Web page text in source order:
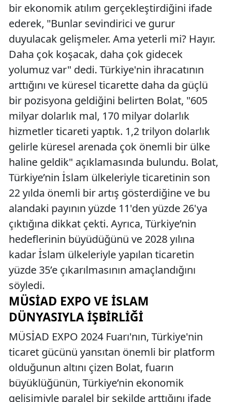
bir ekonomik atılım gerçekleştirdiğini ifade
ederek, "Bunlar sevindirici ve gurur
duyulacak gelişmeler. Ama yeterli mi? Hayır.
Daha çok koşacak, daha çok gidecek
yolumuz var" dedi. Türkiye'nin ihracatının
arttığını ve küresel ticarette daha da güçlü
bir pozisyona geldiğini belirten Bolat, "605
milyar dolarlık mal, 170 milyar dolarlık
hizmetler ticareti yaptık. 1,2 trilyon dolarlık
gelirle küresel arenada çok önemli bir ülke
haline geldik" açıklamasında bulundu. Bolat,
Türkiye’nin İslam ülkeleriyle ticaretinin son
22 yılda önemli bir artış gösterdiğine ve bu
alandaki payının yüzde 11'den yüzde 26'ya
çıktığına dikkat çekti. Ayrıca, Türkiye’nin
hedeflerinin büyüdüğünü ve 2028 yılına
kadar İslam ülkeleriyle yapılan ticaretin
yüzde 35’e çıkarılmasının amaçlandığını
söyledi.
MÜSİAD EXPO VE İSLAM
DÜNYASIYLA İŞBIRLIĞI
MÜSİAD EXPO 2024 Fuarı'nın, Türkiye'nin
ticaret gücünü yansıtan önemli bir platform
olduğunun altını çizen Bolat, fuarın
büyüklüğünün, Türkiye’nin ekonomik
gelişimiyle paralel bir şekilde arttığını ifade